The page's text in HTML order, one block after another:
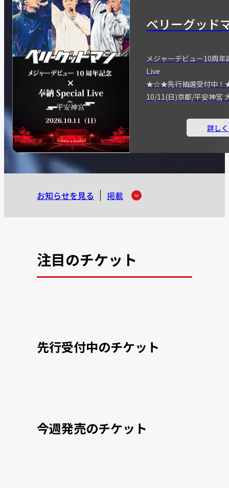
ベリーグッド
メジャーデビュー10周
Live
★☆★先行抽選受付中
10/11(日)京都/平安神宮
詳し
お知らせを見る 掲載
注目のチケット
先行受付中のチケット
今週発売のチケット